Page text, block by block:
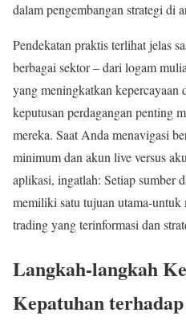
dalam pengembangan strategi di
Pendekatan praktis terlihat jelas
berbagai sektor – dari logam
yang meningkatkan kepercayaan
keputusan perdagangan penting
mereka. Saat Anda menavigasi
minimum dan akun live versus
aplikasi, ingatlah: Setiap sumber
memiliki satu tujuan utama-
trading yang terinformasi dan
Langkah-langkah
Kepatuhan